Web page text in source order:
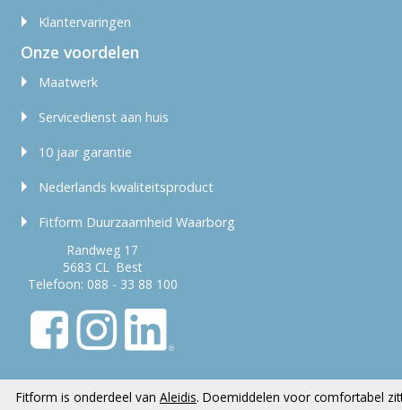
Klantervaringen
Onze voordelen
Maatwerk
Servicedienst aan huis
10 jaar garantie
Nederlands kwaliteitsproduct
Fitform Duurzaamheid Waarborg
Randweg 17
5683 CL Best
Telefoon: 088 - 33 88 100
Fitform is onderdeel van Aleidis. Doemiddelen voor comfortabel